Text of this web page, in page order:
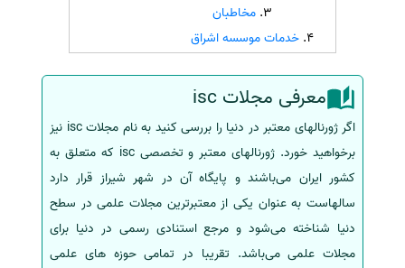
مخاطبان
خدمات موسسه اشراق
معرفی مجلات isc
اگر ژورنالهای معتبر در دنیا را بررسی کنید به نام مجلات isc نیز
برخواهید خورد. ژورنالهای معتبر و تخصصی isc که متعلق به
کشور ایران می‌باشند و پایگاه آن در شهر شیراز قرار دارد
سالهاست به عنوان یکی از معتبرترین مجلات علمی در سطح
دنیا شناخته می‌شود و مرجع استنادی رسمی در دنیا برای
مجلات علمی می‌باشد. تقریبا در تمامی حوزه های علمی